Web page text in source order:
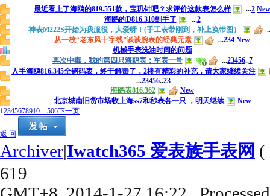
最近看上了海鸥的819.551款，宝玑针吧？求评价这款表怎么样
...2 New
海鸥的D816.310到手了
...2
神表M222S开始为我服役，大爱呀！(手工表带刚到，补上换带图）
从一枚“老东风十字线”谈谈腕表的经典元素
...234 New
机械手表洗油时间的问题
再次中毒，我的第四只海鸥表：军表一号
...23456..7
入手海鸥816.345全钢码表，终于解毒了，2楼有精彩的补充，请大家继续关注
...23456..23
海鸥表816.362
New
北京城南旧货市场收上海ss7和秒表各一只 ，明天继续
New
12345678910... 506下一页
返 回
Archiver|Iwatch365 爱表族手表网 (
619